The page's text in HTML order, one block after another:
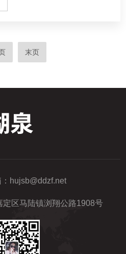
短球阀组成。
末页
hujsb@ddzf.net
定区马陆镇浏翔公路1908号